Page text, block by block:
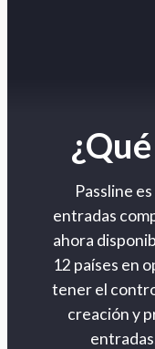
Passline
entradas
ahora
12 países en
tener el
creación y